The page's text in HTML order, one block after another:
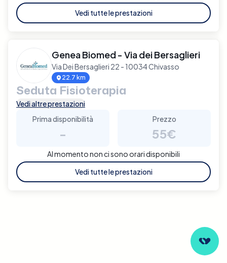
Vedi tutte le prestazioni
Genea Biomed - Via dei Bersaglieri
Via Dei Bersaglieri 22 - 10034 Chivasso
22.7 km
Seduta Fisioterapia
Vedi altre prestazioni
Prima disponibilità
-
Prezzo
55€
Al momento non ci sono orari disponibili
Vedi tutte le prestazioni